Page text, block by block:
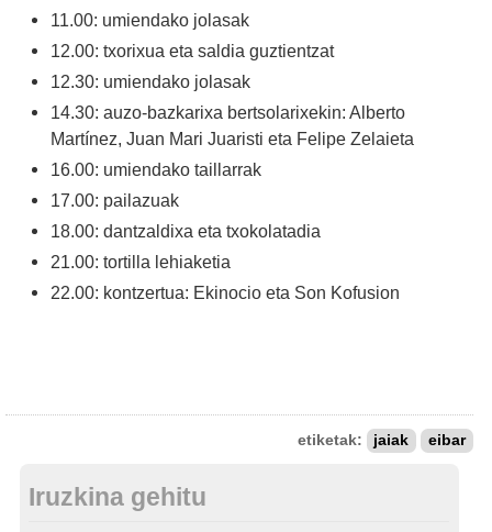
11.00: umiendako jolasak
12.00: txorixua eta saldia guztientzat
12.30: umiendako jolasak
14.30: auzo-bazkarixa bertsolarixekin: Alberto
Martínez, Juan Mari Juaristi eta Felipe Zelaieta
16.00: umiendako taillarrak
17.00: pailazuak
18.00: dantzaldixa eta txokolatadia
21.00: tortilla lehiaketia
22.00: kontzertua: Ekinocio eta Son Kofusion
etiketak: jaiak eibar
Iruzkina gehitu